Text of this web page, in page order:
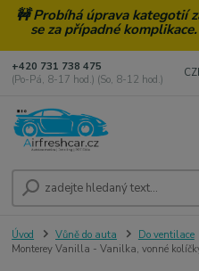
🚧 Probíhá úprava kategotií
se za případné
+420 731 738 475
(Po-Pá, 8-17 hod.) (So, 8-12 hod.)
Úvod Vůně do auta Do ventilace
Monterey Vanilla - Vanilka, vonné